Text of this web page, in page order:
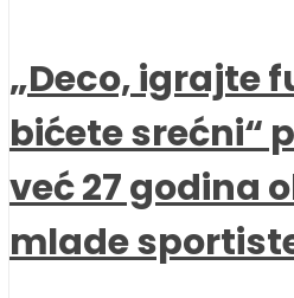
„Deco, igrajte
bićete srećni“
već 27 godina
mlade